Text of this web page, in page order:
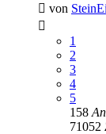
von
1
2
3
4
5
158
71052